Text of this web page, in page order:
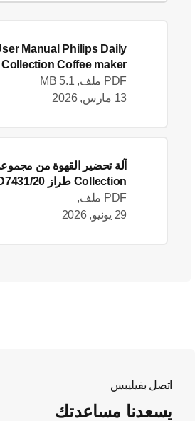
User Manual Philips Daily
Collection Coffee maker
PDF ملف, 5.1 MB
13 مارس, 2026
Collection طراز HD7431/20
PDF ملف,
29 يونيو, 2026
اتصل بفيليبس
يسعدنا مساعدتك